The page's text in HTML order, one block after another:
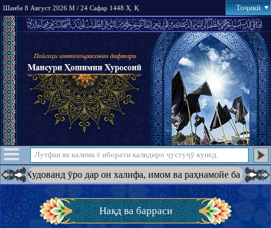
Шанбе 8 Август 2026 М / 24 Сафар 1448 Ҳ. Қ Тоҷикӣ
ӯро дар он халифа, имом ва раҳнамойе ба амри худ
Нақд ва барраси